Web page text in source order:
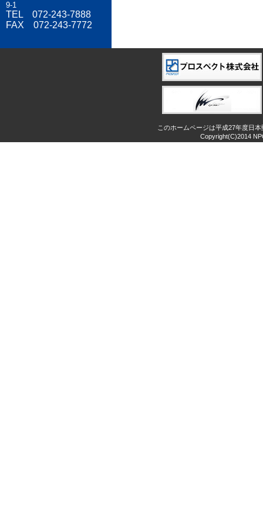
9-1
TEL 072-243-7888
FAX 072-243-7772
このホームページは平成27年度日
Copyright(C)2014